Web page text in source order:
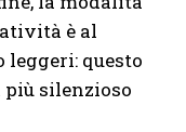
è al
questo
silenzioso